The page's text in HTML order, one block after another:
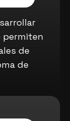
permiten
de
de